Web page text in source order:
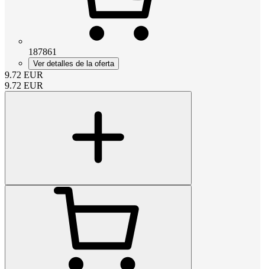
187861
Ver detalles de la oferta
9.72 EUR
9.72 EUR